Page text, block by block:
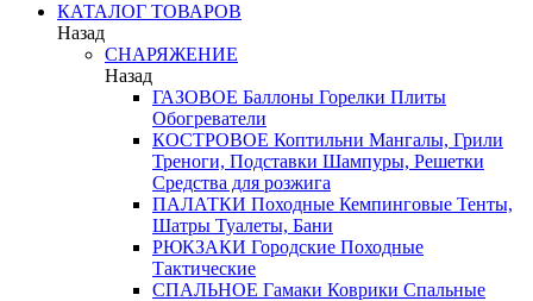
КАТАЛОГ ТОВАРОВ
Назад
СНАРЯЖЕНИЕ
Назад
ГАЗОВОЕ Баллоны Горелки Плиты
Обогреватели
КОСТРОВОЕ Коптильни Мангалы, Грили
Треноги, Подставки Шампуры, Решетки
Средства для розжига
ПАЛАТКИ Походные Кемпинговые Тенты,
Шатры Туалеты, Бани
РЮКЗАКИ Городские Походные
Тактические
СПАЛЬНОЕ Гамаки Коврики Спальные